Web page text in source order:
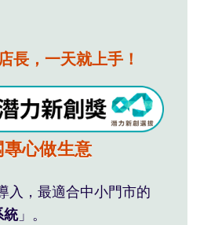
長，一天就上手！
員工自然服氣
心做生意
的 人事浪費
入，最適合中小門市的
統」。